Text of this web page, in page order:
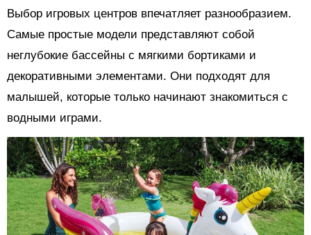
Выбор игровых центров впечатляет разнообразием.
Самые простые модели представляют собой
неглубокие бассейны с мягкими бортиками и
декоративными элементами. Они подходят для
малышей, которые только начинают знакомиться с
водными играми.